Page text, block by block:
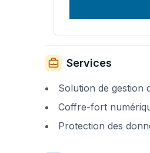
Services
Solution de gestion
Coffre-fort
Protection des